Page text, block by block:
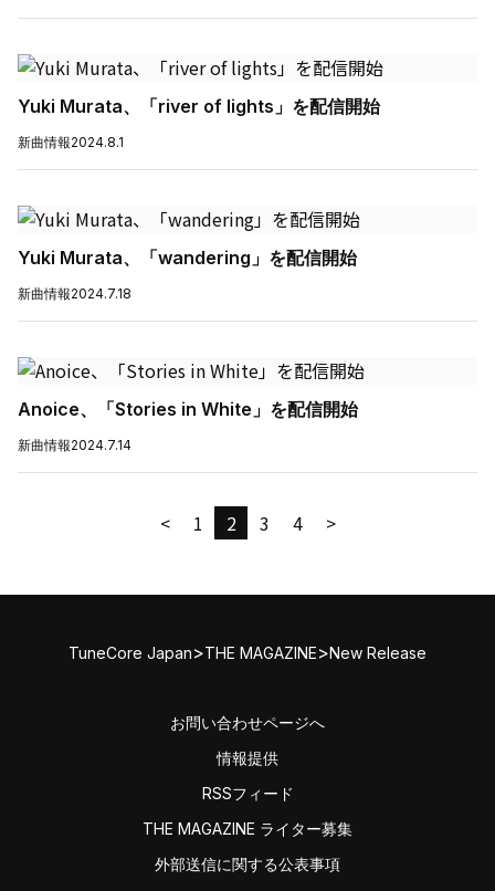
Yuki Murata、「river of lights」を配信開始
新曲情報2024.8.1
Yuki Murata、「wandering」を配信開始
新曲情報2024.7.18
Anoice、「Stories in White」を配信開始
新曲情報2024.7.14
< 1 2 3 4 >
TuneCore Japan>THE MAGAZINE>New Release
お問い合わせページへ
情報提供
RSSフィード
THE MAGAZINE ライター募集
外部送信に関する公表事項